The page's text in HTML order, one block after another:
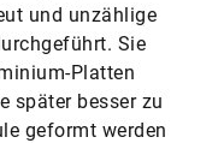
und unzählige
Sie
Platten
später besser zu
geformt werden